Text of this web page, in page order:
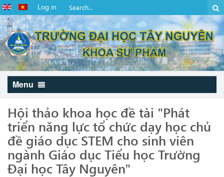
Log in
Menu
Hội thảo khoa học đề tài "Phát
triển năng lực tổ chức dạy học chủ
đề giáo dục STEM cho sinh viên
ngành Giáo dục Tiểu học Trường
Đại học Tây Nguyên"